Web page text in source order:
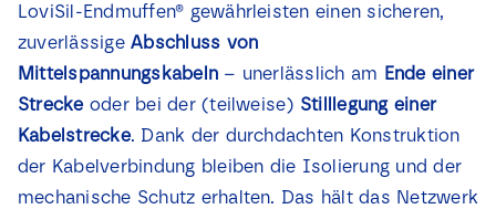
Herausforderungen
Projekte
Nachrichten
LoviSil-Endmuffen® gewährleisten einen sicheren,
zuverlässigeAbschluss von
Mittelspannungskabeln – unerlässlich am Ende einer
Strecke oder bei der (teilweise) Stilllegung einer
Kabelstrecke. Dank der durchdachten Konstruktion
der Kabelverbindung bleiben die Isolierung und der
mechanische Schutz erhalten. Das hält das Netzwerk